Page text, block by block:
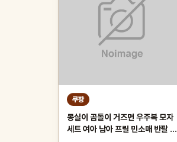
쿠팡
몽실이 곰돌이 거즈면 우주복 모자
세트 여아 남아 프릴 민소매 반팔 바